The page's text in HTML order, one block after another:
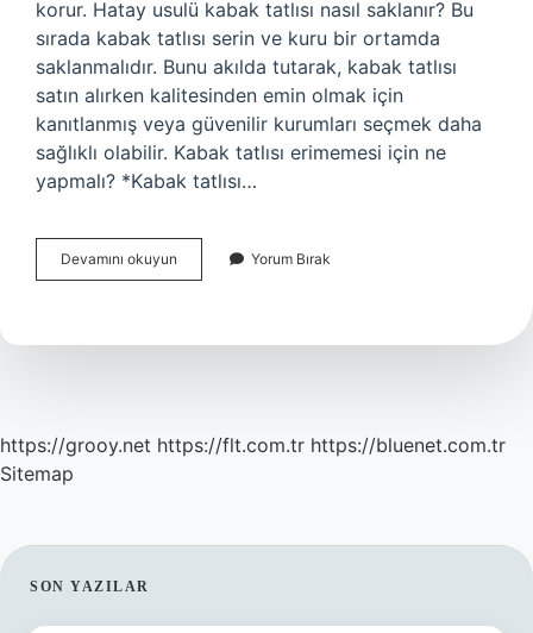
korur. Hatay usulü kabak tatlısı nasıl saklanır? Bu
sırada kabak tatlısı serin ve kuru bir ortamda
saklanmalıdır. Bunu akılda tutarak, kabak tatlısı
satın alırken kalitesinden emin olmak için
kanıtlanmış veya güvenilir kurumları seçmek daha
sağlıklı olabilir. Kabak tatlısı erimemesi için ne
yapmalı? *Kabak tatlısı…
Devamını okuyun
Kabak
Saklanır
Yorum Bırak
https://grooy.net https://flt.com.tr https://bluenet.com.tr
Sitemap
SIDEBAR
SON YAZILAR